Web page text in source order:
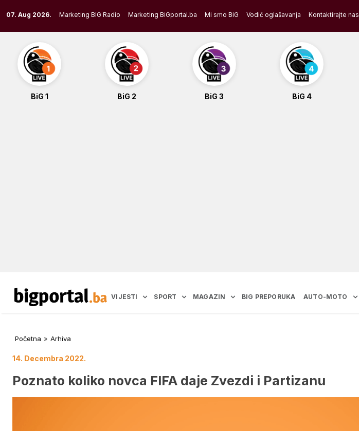
to
content
07. Aug 2026. Marketing BIG Radio Marketing BiGportal.ba Mi smo BiG Vodič oglašavanja Kontaktirajte nas
BiG 1 BiG 2 BiG 3 BiG 4
VIJESTI SPORT MAGAZIN BIG PREPORUKA AUTO-MOTO
Početna » Arhiva
14. Decembra 2022.
Poznato koliko novca FIFA daje Zvezdi i Partizanu